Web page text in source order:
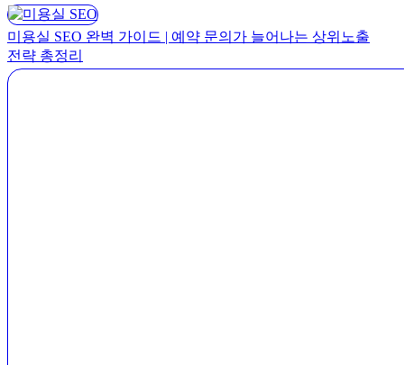
미용실 SEO 완벽 가이드 | 예약 문의가 늘어나는 상위노출
전략 총정리